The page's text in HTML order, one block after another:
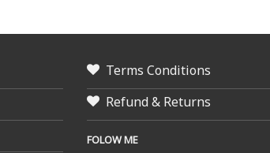
Terms Conditions
Refund & Returns
FOLOW ME